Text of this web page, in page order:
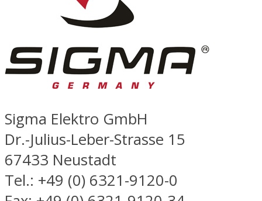
Sigma Elektro GmbH
Dr.-Julius-Leber-Strasse 15
67433 Neustadt
Tel.: +49 (0) 6321-9120-0